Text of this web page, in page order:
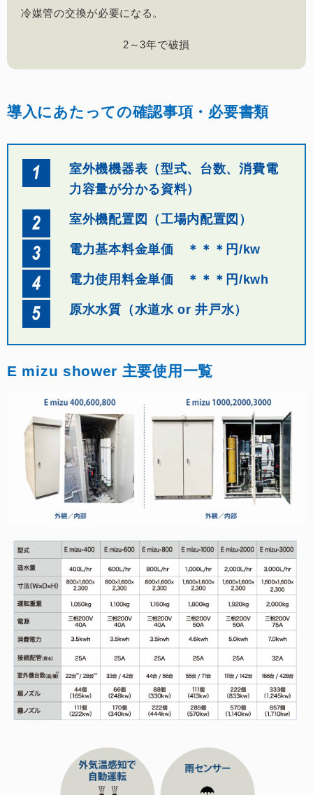
冷媒管の交換が必要になる。
2～3年で破損
導入にあたっての確認事項・必要書類
室外機機器表（型式、台数、消費電
力容量が分かる資料）
室外機配置図（工場内配置図）
電力基本料金単価 ＊＊＊円/kw
電力使用料金単価 ＊＊＊円/kwh
原水水質（水道水 or 井戸水）
E mizu shower 主要使用一覧